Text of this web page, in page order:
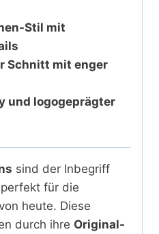
Stil mit
Schnitt mit enger
und logogeprägter
sind der Inbegriff
für die
heute. Diese
durch ihre Original-